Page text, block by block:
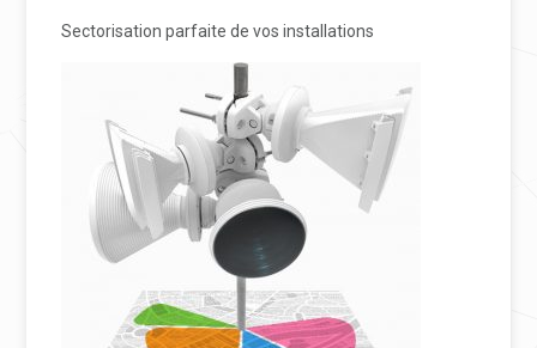
Sectorisation parfaite de vos installations